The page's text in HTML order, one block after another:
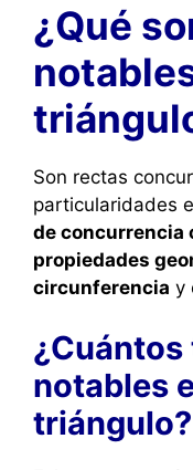
¿Qué
Son rectas
particularidades
de concurrencia
propiedades
circunferencia y
notables
triángulo?